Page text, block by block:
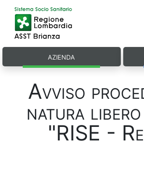
azienda
Avviso
natura
"RISE -